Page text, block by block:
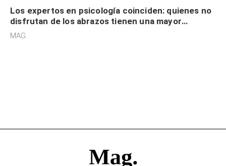
Los expertos en psicología coinciden: quienes no
disfrutan de los abrazos tienen una mayor
sensibilidad a los estímulos físicos y no es por
MAG.